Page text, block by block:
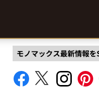
モノマックス最新情報を